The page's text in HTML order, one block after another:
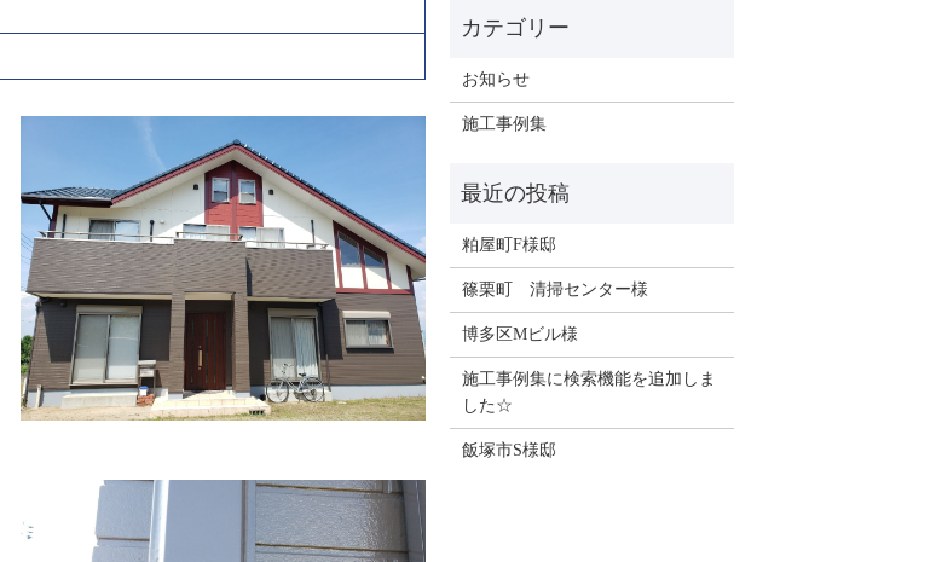
お知らせ
施工事例集
粕屋町F様邸
篠栗町 清掃センター様
博多区Mビル様
施工事例集に検索機能を追加しま
した☆
飯塚市S様邸